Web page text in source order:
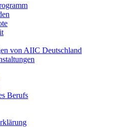
von AIIC Deutschland
Berufs